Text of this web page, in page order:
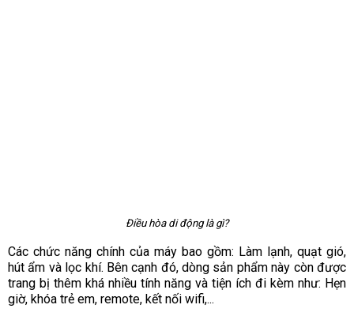
Điều hòa di động là gì?
Các chức năng chính của máy bao gồm: Làm lạnh, quạt gió,
hút ẩm và lọc khí. Bên cạnh đó, dòng sản phẩm này còn được
trang bị thêm khá nhiều tính năng và tiện ích đi kèm như: Hẹn
giờ, khóa trẻ em, remote, kết nối wifi,...